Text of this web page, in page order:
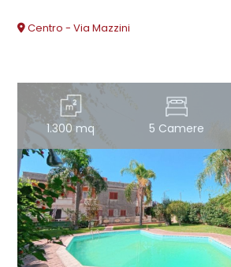
Centro - Via Mazzini
1.300 mq 5 Camere
4
5